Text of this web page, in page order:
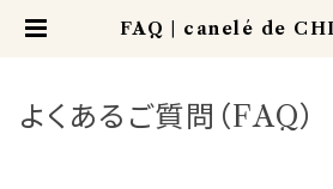
FAQ | canelé de
よくあるご質問（FAQ）